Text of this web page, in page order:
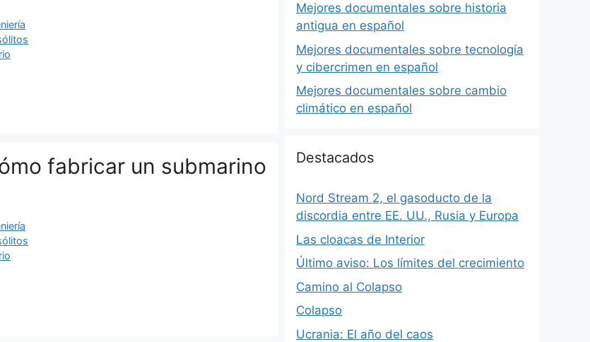
fabricar un submarino
Mejores documentales sobre historia
antigua en español
Mejores documentales sobre tecnología
y cibercrimen en español
Mejores documentales sobre cambio
climático en español
Destacados
Nord Stream 2, el gasoducto de la
discordia entre EE. UU., Rusia y Europa
Las cloacas de Interior
Último aviso: Los límites del crecimiento
Camino al Colapso
Colapso
Ucrania: El año del caos